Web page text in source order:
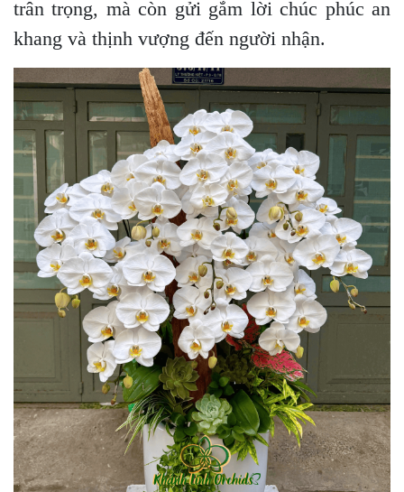
trân trọng, mà còn gửi gắm lời chúc phúc an
khang và thịnh vượng đến người nhận.